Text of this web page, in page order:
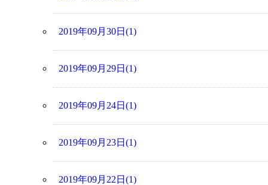
2019年09月30日(1)
2019年09月29日(1)
2019年09月24日(1)
2019年09月23日(1)
2019年09月22日(1)